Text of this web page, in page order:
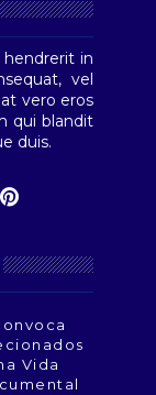
in
vel
vero eros
qui blandit
duis.
Vida